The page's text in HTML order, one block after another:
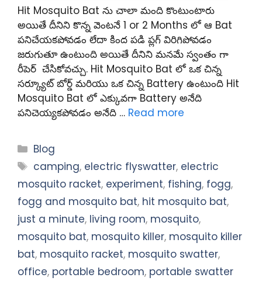
Hit Mosquito Bat ను చాలా మంది కొంటుంటారు
అయితే దీనిని కొన్న వెంటనే 1 or 2 Months లో ఆ Bat
పనిచేయకపోవడం లేదా కింద పడి ప్లగ్ విరిగిపోవడం
జరుగుతూ ఉంటుంది అయితే దీనిని మనమే స్వంతం గా
రీపెర్ చేసికోవచ్చు. Hit Mosquito Bat లో ఒక చిన్న
సర్క్యూట్ బోర్డ్ మరియు ఒక చిన్న Battery ఉంటుంది Hit
Mosquito Bat లో ఎక్కువగా Battery అనేది
పనిచెయ్యకపోవడం అనేది … Read more
Categories
Blog
Tags
camping, electric flyswatter, electric
mosquito racket, experiment, fishing, fogg,
fogg and mosquito bat, hit mosquito bat,
just a minute, living room, mosquito,
mosquito bat, mosquito killer, mosquito killer
bat, mosquito racket, mosquito swatter,
office, portable bedroom, portable swatter